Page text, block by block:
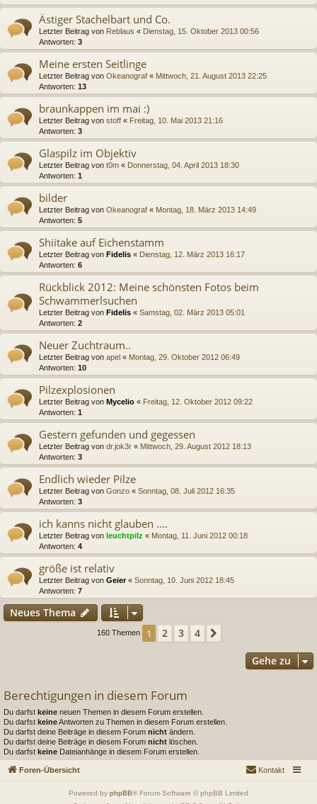
Ästiger Stachelbart und Co.
Letzter Beitrag von Reblaus « Dienstag, 15. Oktober 2013 00:56
Antworten: 3
Meine ersten Seitlinge
Letzter Beitrag von Okeanograf « Mittwoch, 21. August 2013 22:25
Antworten: 13
braunkappen im mai :)
Letzter Beitrag von stoff « Freitag, 10. Mai 2013 21:16
Antworten: 3
Glaspilz im Objektiv
Letzter Beitrag von t0m « Donnerstag, 04. April 2013 18:30
Antworten: 1
bilder
Letzter Beitrag von Okeanograf « Montag, 18. März 2013 14:49
Antworten: 5
Shiitake auf Eichenstamm
Letzter Beitrag von Fidelis « Dienstag, 12. März 2013 16:17
Antworten: 6
Rückblick 2012: Meine schönsten Fotos beim
Schwammerlsuchen
Letzter Beitrag von Fidelis « Samstag, 02. März 2013 05:01
Antworten: 2
Neuer Zuchtraum..
Letzter Beitrag von apel « Montag, 29. Oktober 2012 06:49
Antworten: 10
Pilzexplosionen
Letzter Beitrag von Mycelio « Freitag, 12. Oktober 2012 09:22
Antworten: 1
Gestern gefunden und gegessen
Letzter Beitrag von dr.jok3r « Mittwoch, 29. August 2012 18:13
Antworten: 3
Endlich wieder Pilze
Letzter Beitrag von Gonzo « Sonntag, 08. Juli 2012 16:35
Antworten: 3
ich kanns nicht glauben ....
Letzter Beitrag von leuchtpilz « Montag, 11. Juni 2012 00:18
Antworten: 4
größe ist relativ
Letzter Beitrag von Geier« Sonntag, 10. Juni 2012 18:45
Antworten: 7
Neues Thema
160 Themen 1 2 3 4
Gehe zu
Berechtigungen in diesem Forum
Du darfst keine neuen Themen in diesem Forum erstellen.
Du darfst keineAntworten zu Themen in diesem Forum erstellen.
Du darfst deine Beiträge in diesem Forum nicht ändern.
Du darfst deine Beiträge in diesem Forum nicht löschen.
Du darfst keine Dateianhänge in diesem Forum erstellen.
Foren-Übersicht Kontakt
Powered by phpBB® Forum Software © phpBB Limited